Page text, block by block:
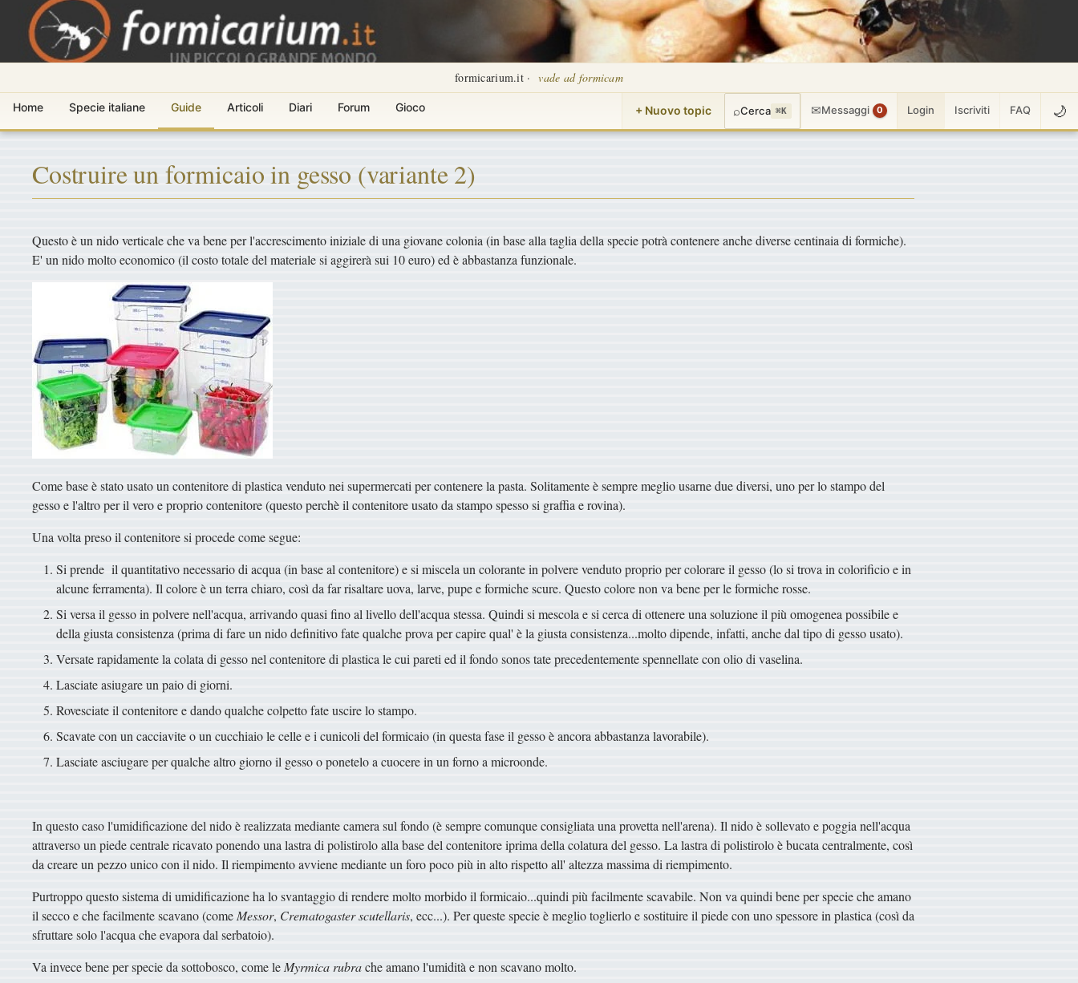
formicarium.it · vade ad formicam
Home Specie italiane Guide Articoli Diari Forum Gioco + Nuovo topic ⌕Cerca ⌘K ✉Messaggi 0 Login Iscriviti FAQ 🌙
Costruire un formicaio in gesso (variante 2)
Questo è un nido verticale che va bene per l'accrescimento iniziale di una giovane colonia (in base alla taglia della specie potrà contenere anche diverse centinaia di formiche).
E' un nido molto economico (il costo totale del materiale si aggirerà sui 10 euro) ed è abbastanza funzionale.
Come base è stato usato un contenitore di plastica venduto nei supermercati per contenere la pasta. Solitamente è sempre meglio usarne due diversi, uno per lo stampo del
gesso e l'altro per il vero e proprio contenitore (questo perchè il contenitore usato da stampo spesso si graffia e rovina).
Una volta preso il contenitore si procede come segue:
Si prende il quantitativo necessario di acqua (in base al contenitore) e si miscela un colorante in polvere venduto proprio per colorare il gesso (lo si trova in colorificio e in
alcune ferramenta). Il colore è un terra chiaro, così da far risaltare uova, larve, pupe e formiche scure. Questo colore non va bene per le formiche rosse.
Si versa il gesso in polvere nell'acqua, arrivando quasi fino al livello dell'acqua stessa. Quindi si mescola e si cerca di ottenere una soluzione il più omogenea possibile e
della giusta consistenza (prima di fare un nido definitivo fate qualche prova per capire qual' è la giusta consistenza...molto dipende, infatti, anche dal tipo di gesso usato).
Versate rapidamente la colata di gesso nel contenitore di plastica le cui pareti ed il fondo sonos tate precedentemente spennellate con olio di vaselina.
Lasciate asiugare un paio di giorni.
Rovesciate il contenitore e dando qualche colpetto fate uscire lo stampo.
Scavate con un cacciavite o un cucchiaio le celle e i cunicoli del formicaio (in questa fase il gesso è ancora abbastanza lavorabile).
Lasciate asciugare per qualche altro giorno il gesso o ponetelo a cuocere in un forno a microonde.
In questo caso l'umidificazione del nido è realizzata mediante camera sul fondo (è sempre comunque consigliata una provetta nell'arena). Il nido è sollevato e poggia nell'acqua
attraverso un piede centrale ricavato ponendo una lastra di polistirolo alla base del contenitore iprima della colatura del gesso. La lastra di polistirolo è bucata centralmente, così
da creare un pezzo unico con il nido. Il riempimento avviene mediante un foro poco più in alto rispetto all' altezza massima di riempimento.
Purtroppo questo sistema di umidificazione ha lo svantaggio di rendere molto morbido il formicaio...quindi più facilmente scavabile. Non va quindi bene per specie che amano
il secco e che facilmente scavano (come Messor, Crematogaster scutellaris, ecc...). Per queste specie è meglio toglierlo e sostituire il piede con uno spessore in plastica (così da
sfruttare solo l'acqua che evapora dal serbatoio).
Va invece bene per specie da sottobosco, come le Myrmica rubrache amano l'umidità e non scavano molto.